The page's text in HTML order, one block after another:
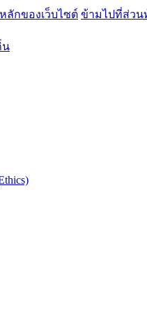
ลักของเว็บไซต์ ข้ามไปที่ส่วน
น